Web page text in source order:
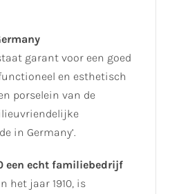
garant voor een goed
en esthetisch
porselein van de
in Germany’.
een echt familiebedrijf
het jaar 1910, is